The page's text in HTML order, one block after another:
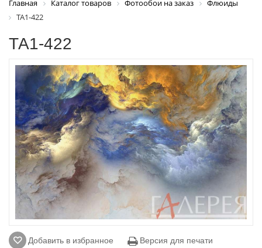
Главная Каталог товаров Фотообои на заказ
Флюиды
ТА1-422
ТА1-422
Добавить в избранное Версия для печати